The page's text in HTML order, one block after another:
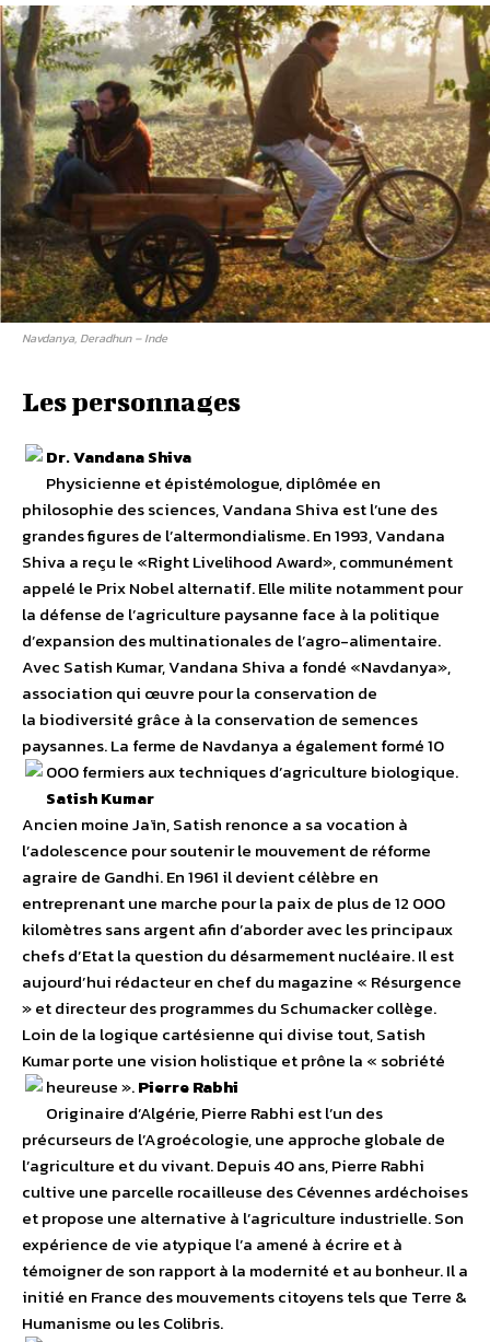
Navdanya, Deradhun – In­de
Les personnages
Dr. Vandana Shiva
Physicienne et épistémologue, diplômée en
philosophie des sciences, Vandana Shiva est l’une des
grandes figures de l’altermondialisme. En 1993, Vandana
Shiva a reçu le «Right Livelihood Award», communément
appelé le Prix Nobel alternatif. Elle milite notamment pour
la défense de l’agriculture paysanne face à la politique
d’expansion des multinationales de l’agro-alimentaire.
Avec Satish Kumar, Vandana Shiva a fondé «Navdanya»,
association qui œuvre pour la conservation de
la biodiversité grâce à la conservation de semences
paysannes. La ferme de Navdanya a également formé 10
000 fermiers aux techniques d’agriculture biologique.
Satish Kumar
Ancien moine Jaïn, Satish renonce a sa vocation à
l’adolescence pour soutenir le mouvement de réforme
agraire de Gandhi. En 1961 il devient célèbre en
entreprenant une marche pour la paix de plus de 12 000
kilomètres sans argent afin d’aborder avec les principaux
chefs d’Etat la question du désarmement nucléaire. Il est
aujourd’hui rédacteur en chef du magazine « Résurgence
» et directeur des programmes du Schumacker collège.
Loin de la logique cartésienne qui divise tout, Satish
Kumar porte une vision holistique et prône la « sobriété
heureuse ».Pierre Rabhi
Originaire d’Algérie, Pierre Rabhi est l’un des
précurseurs de l’Agroécologie, une approche globale de
l’agriculture et du vivant. Depuis 40 ans, Pierre Rabhi
cultive une parcelle rocailleuse des Cévennes ardéchoises
et propose une alternative à l’agriculture industrielle. Son
expérience de vie atypique l’a amené à écrire et à
témoigner de son rapport à la modernité et au bonheur. Il a
initié en France des mouvements citoyens tels que Terre &
Humanisme ou les Colibris.